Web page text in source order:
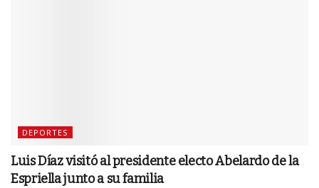
DEPORTES
Luis Díaz visitó al presidente electo Abelardo de la
Espriella junto a su familia